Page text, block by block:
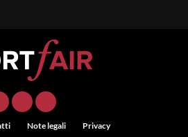
Note legali Privacy